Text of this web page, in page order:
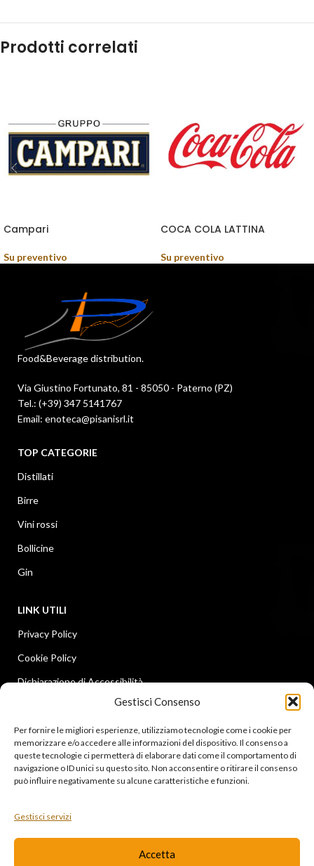
Gestisci Consenso
Per fornire le migliori esperienze, utilizziamo tecnologie come i cookie per
memorizzare e/o accedere alle informazioni del dispositivo. Il consenso a
queste tecnologie ci permetterà di elaborare dati come il comportamento di
navigazione o ID unici su questo sito. Non acconsentire o ritirare il consenso
può influire negativamente su alcune caratteristiche e funzioni.
Gestisci servizi
Accetta
Prodotti correlati
Campari
Su preventivo
COCA COLA LATTINA
Su preventivo
Food&Beverage distribution.
Via Giustino Fortunato, 81 - 85050 - Paterno (PZ)
Tel.: (+39) 347 5141767
Email: enoteca@pisanisrl.it
TOP CATEGORIE
Distillati
Birre
Vini rossi
Bollicine
Gin
LINK UTILI
Privacy Policy
Cookie Policy
Dichiarazione di Accessibilità
Ultime news
LINK UTILI
Facebook
Diventa rivenditore